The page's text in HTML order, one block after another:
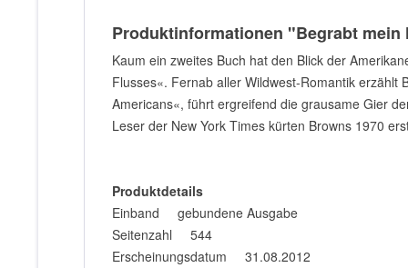
Produktinformationen "Begrabt
Kaum ein zweites Buch hat den Blick der
Flusses«. Fernab aller Wildwest-Romantik
Americans«, führt ergreifend die grausame Gier
Leser der New York Times kürten Browns 1970
Produktdetails
Einband gebundene Ausgabe
Seitenzahl 544
Erscheinungsdatum 31.08.2012